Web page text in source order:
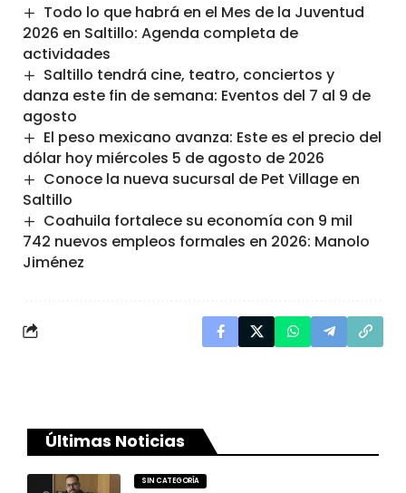
Todo lo que habrá en el Mes de la Juventud
2026 en Saltillo: Agenda completa de
actividades
Saltillo tendrá cine, teatro, conciertos y
danza este fin de semana: Eventos del 7 al 9 de
agosto
El peso mexicano avanza: Este es el precio del
dólar hoy miércoles 5 de agosto de 2026
Conoce la nueva sucursal de Pet Village en
Saltillo
Coahuila fortalece su economía con 9 mil
742 nuevos empleos formales en 2026: Manolo
Jiménez
Últimas Noticias
SIN CATEGORÍA